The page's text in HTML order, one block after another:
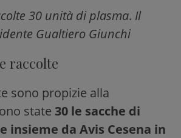
30 unità di plasma. Il
Gualtiero Giunchi
raccolte
sono propizie alla
state 30 le sacche di
insieme da Avis Cesena in